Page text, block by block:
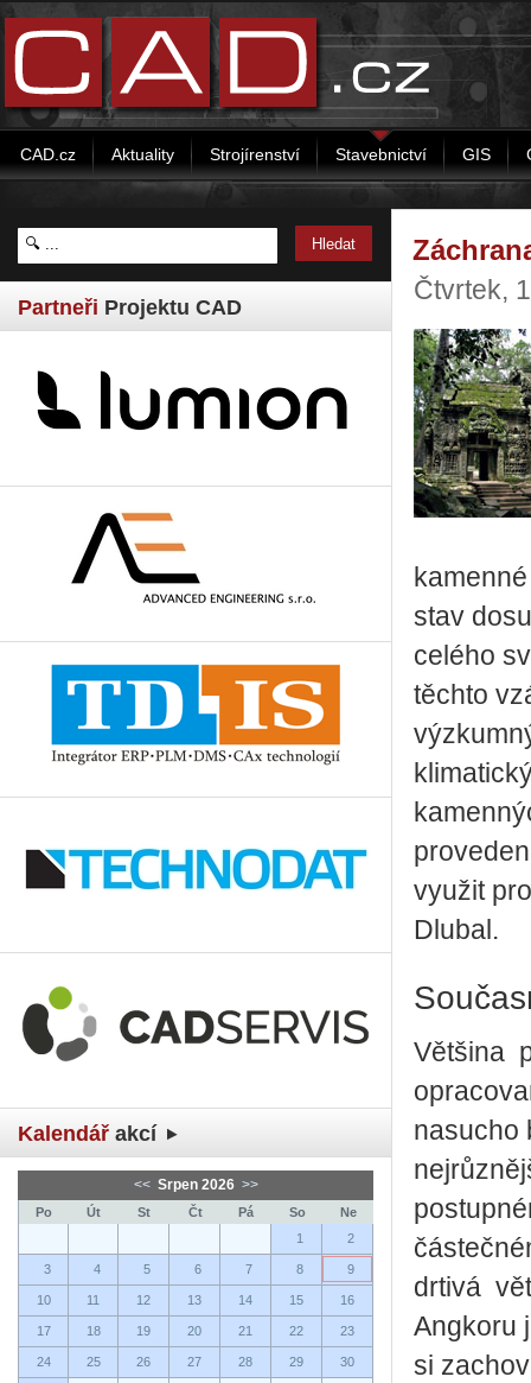
CAD.cz Aktuality Strojírenství Stavebnictví GIS
Partneři Projektu CAD
Kalendář akcí
<< Srpen 2026 >>
Po Út St Čt Pá So
Ne
1
2
3 4 5 6 7 8 9
10 11 12 13 14 15 16
17 18 19 20 21 22 23
24 25 26 27 28 29 30
Čtvrtek,
stav
celého
těchto
využit
Dlubal.
Většina
nasucho
drtivá
Angkoru
si